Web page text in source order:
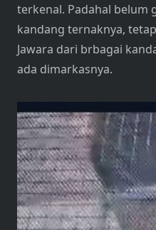
terkenal. Padahal belum
kandang ternaknya,
Jawara dari brbagai
ada dimarkasnya.